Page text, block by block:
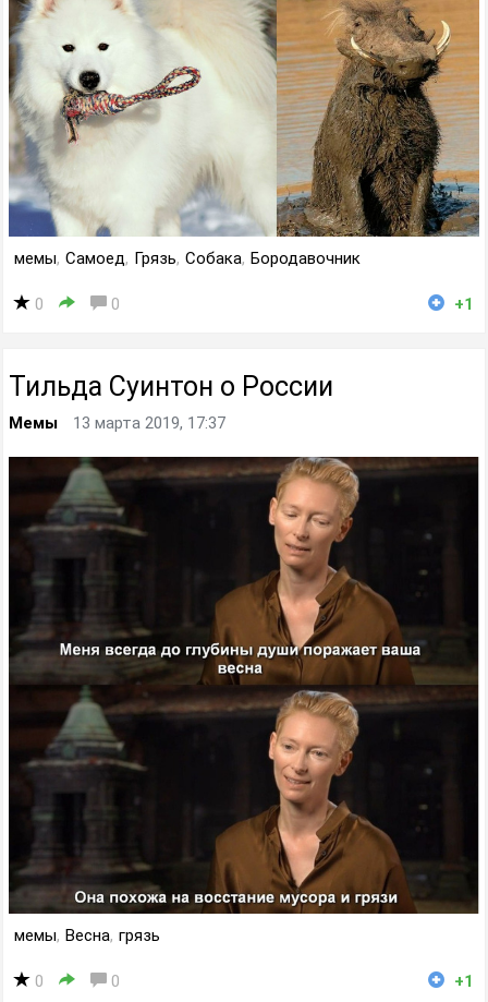
мемы, Самоед, Грязь, Собака, Бородавочник
0 0 +1
Тильда Суинтон o России
Мемы 13 марта 2019, 17:37
мемы, Весна, грязь
0 0 +1